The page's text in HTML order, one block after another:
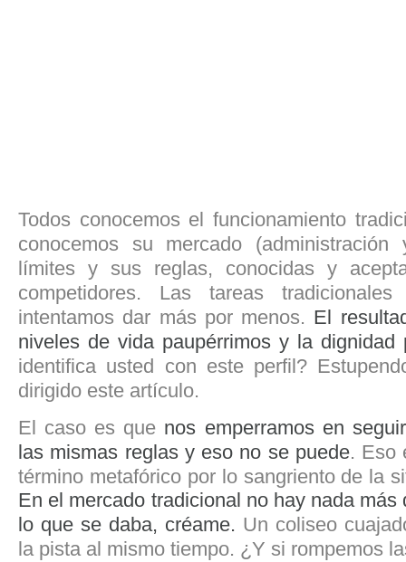
Todos conocemos el funcionamiento
conocemos su mercado (administración
límites y sus reglas, conocidas y
competidores. Las tareas
intentamos dar más por menos. El
niveles de vida paupérrimos y la dignidad
identifica usted con este perfil?
dirigido este artículo.
El caso es que nos emperramos en
las mismas reglas y eso no se puede. Eso
término metafórico por lo sangriento de la
En el mercado tradicional no hay nada más
lo que se daba, créame. Un coliseo
la pista al mismo tiempo. ¿Y si rompemos